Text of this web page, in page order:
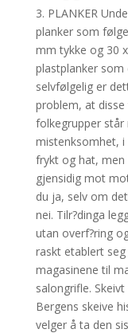
3. PLANKER
planker som
mm tykke og 30
plastplanker som
selvfølgelig er
problem, at
folkegrupper står
mistenksomhet,
frykt og hat,
gjensidig mot
du ja, selv om
nei. Tilr?dinga
utan overf?ring
raskt etablert
magasinene til
salongrifle.
Bergens skeive
velger å ta den